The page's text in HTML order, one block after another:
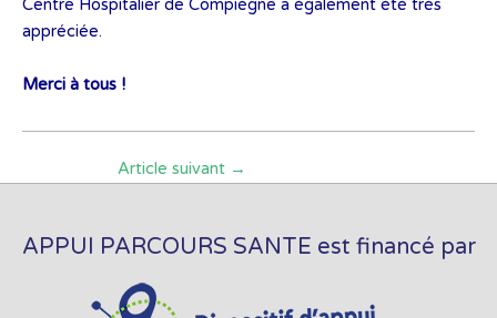
Centre Hospitalier de Compiègne a également été très
appréciée.
Merci à tous !
Article suivant →
APPUI PARCOURS SANTE est financé par